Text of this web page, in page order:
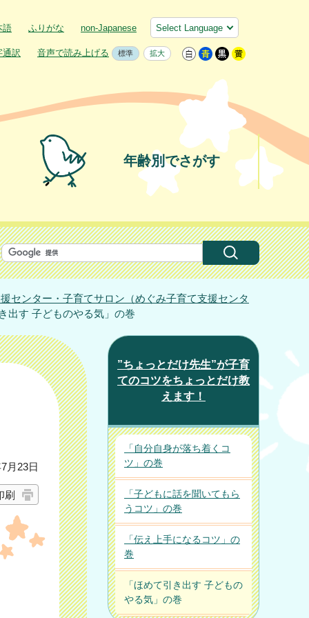
語 ふりがな non-Japanese
通訳 音声で読み上げる 標準 拡大
年齢別でさがす
センター・子育てサロン（めぐみ子育て支援センタ
出す 子どものやる気」の巻
23日
刷
”ちょっとだけ先生”が子育
てのコツをちょっとだけ教
えます！
「自分自身が落ち着くコ
ツ」の巻
「子どもに話を聞いてもら
うコツ」の巻
「伝え上手になるコツ」の
巻
「ほめて引き出す 子どもの
やる気」の巻